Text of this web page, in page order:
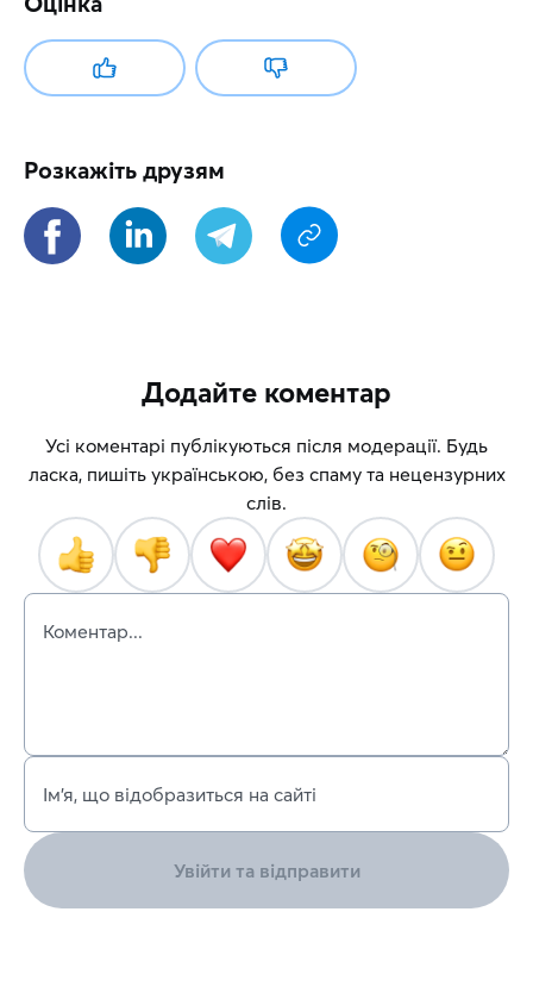
Розкажіть друзям
Додайте коментар
Усі коментарі публікуються після модерації. Будь
ласка, пишіть українською, без спаму та нецензурних
слів.
Коментар...
Ім’я, що відобразиться на сайті
Увійти та відправити